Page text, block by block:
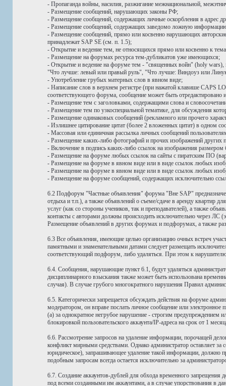
- Пропаганда войны, насилия, разжигание межнациональной,
- Размещение сообщений, нарушающих законы РФ;
- Размещение сообщений, содержащих личные оскорбления в адрес
- Размещение сообщений, содержащих заведомо ложную
- Размещение сообщений, прямо или косвенно нарушающих
принадлежат SAP SE (см. п. 1.5);
- Открытие и ведение тем, не относящихся прямо или косвенно к
- Размещение на форумах ресурса тем-дубликатов уже имеющихся;
- Открытие и ведение на форуме тем - "священных войн" (holy
"Что лучше: левый или правый руль", "Что лучше: Виндоуз или
- Употребление грубых матерных слов в явном виде;
- Написание слов в верхнем регистре (при нажатой клавише CAPS
соответствующего форума, сообщение может быть отредактировано
- Размещение тем с заголовками, содержащими слова и
- Размещение тем по узкоспециальной тематике, для обсуждения
- Размещение одинаковых сообщений (рекламного или прочего
- Излишнее цитирование цитат (более 2 вложенных цитат) в одном
- Массовая или единичная рассылка личных сообщений
- Размещение каких-либо фотографий и прочих изображений других
- Включение в подпись каких-либо ссылок на изображения
- Размещение на форуме любых ссылок на сайты с пиратским ПО
- Размещение на форуме в явном виде или в виде ссылок любых
- Размещение на форуме в явном виде или в виде ссылок любых
- Размещение на форуме сообщений, содержащих исключительно
6.2 Подфорум "Частные объявления" форума "Вне SAP"
отдыха и т.п.), а также объявлений о съеме/сдаче в аренду квартир
услуг (как со стороны учеников, так и преподавателей), а также
контакты с авторами должны происходить исключительно через ЛС
Размещение объявлений в других форумах и подфорумах, а также
6.3 Все объявления, имеющие целью организацию очных встреч
памятными и знаменательными датами следует размещать
соответствующий подфорум, либо удаляться. При этом к
6.4. Сообщения, нарушающие пункт 6.1, будут удаляться
дисциплинарного взыскания также может быть использована
случая). В случае грубого многократного нарушения Правил
6.5. Категорически запрещается обсуждать действия на форуме
модератором, он вправе послать личное сообщение или
(а) за однократное негрубое нарушение - строгим предупреждением
блокировкой пользовательского аккаунта/IP-адреса на срок от 1
6.6. Рассмотрение запросов на удаление информации, порочащей
конфликт мирными средствами. Однако администратор оставляет за
юридическое), запрашивающее удаление такой информации, должно
подобным запросам всегда остается исключительно за
6.7. Создание аккаунтов-дублей для обхода временного запрещения
под всеми созданными им аккаунтами, а в случае упорствования в